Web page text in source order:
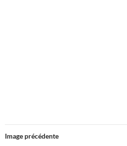
Image précédente